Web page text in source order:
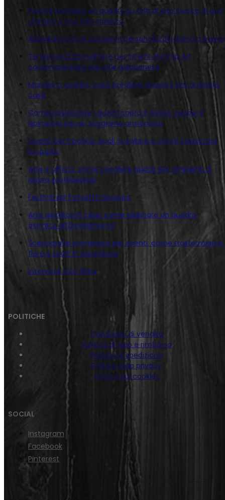
Perché scegliere un quadro su tela di juta invece di una
stampa o una tela classica
Abbigliamento e accessori personalizzati dipinti a mano
Tendenze 2026 nell’arte per interni: dal Pop Art
contemporaneo allo stile giapponese
Murales o quadro: cosa scegliere davvero per arredare
casa
Come posizionare i quadri sopra il divano: regole e
ispirazioni per un soggiorno armonioso
Quadri per il bagno: quali scegliere e come valorizzare
lo spazio
Arte e ufficio: come scegliere quadri per ambienti di
lavoro professionali
Festival del Fumetto Novegro
Arte astratta in casa: come abbinare un quadro
astratto all’arredamento
Scenografie immersive per eventi: come trasformiamo
fiere e spazi in esperienze
Intervista a DJ Shiru
POLITICHE
Condizioni di vendita
Politica di reso e rimborso
Politica di spedizione
Politica sulla privacy
Politica sui cookies
SOCIAL
Instagram
Facebook
Pinterest